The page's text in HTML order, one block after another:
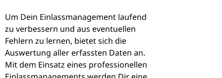
Um Dein Einlassmanagement laufend
zu verbessern und aus eventuellen
Fehlern zu lernen, bietet sich die
Auswertung aller erfassten Daten an.
Mit dem Einsatz eines professionellen